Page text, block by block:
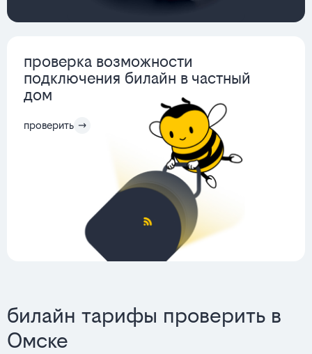
проверка возможности
подключения билайн в частный
дом
проверить
билайн тарифы проверить в
Омске